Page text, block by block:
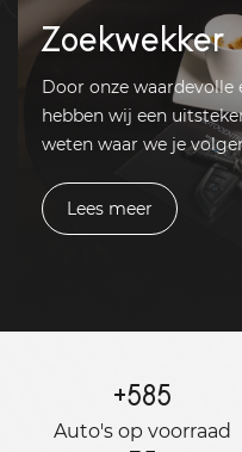
Zoekwekker
Door onze
hebben wij een
weten waar we je
Lees meer
+585
Auto's op voorraad